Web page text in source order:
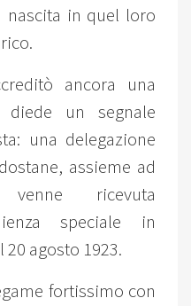
nascita in quel loro
ancora una
diede un segnale
una delegazione
assieme ad
ricevuta
speciale in
agosto 1923.
fortissimo con